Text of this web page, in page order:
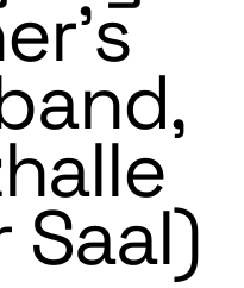
Saal)